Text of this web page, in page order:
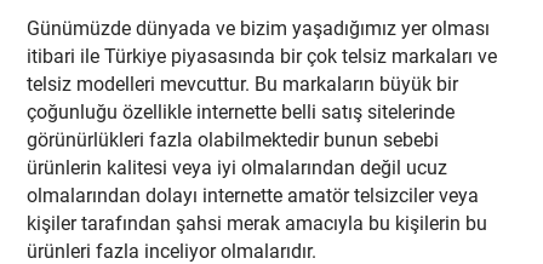
Günümüzde dünyada ve bizim yaşadığımız yer olması
itibari ile Türkiye piyasasında bir çok telsiz markaları ve
telsiz modelleri mevcuttur. Bu markaların büyük bir
çoğunluğu özellikle internette belli satış sitelerinde
görünürlükleri fazla olabilmektedir bunun sebebi
ürünlerin kalitesi veya iyi olmalarından değil ucuz
olmalarından dolayı internette amatör telsizciler veya
kişiler tarafından şahsi merak amacıyla bu kişilerin bu
ürünleri fazla inceliyor olmalarıdır.